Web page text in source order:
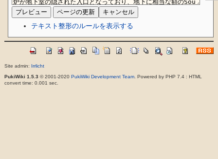
テキスト整形のルールを表示する
Site admin: Irrlicht
PukiWiki 1.5.3 © 2001-2020 PukiWiki Development Team. Powered by PHP 7.4 : HTML
convert time: 0.001 sec.